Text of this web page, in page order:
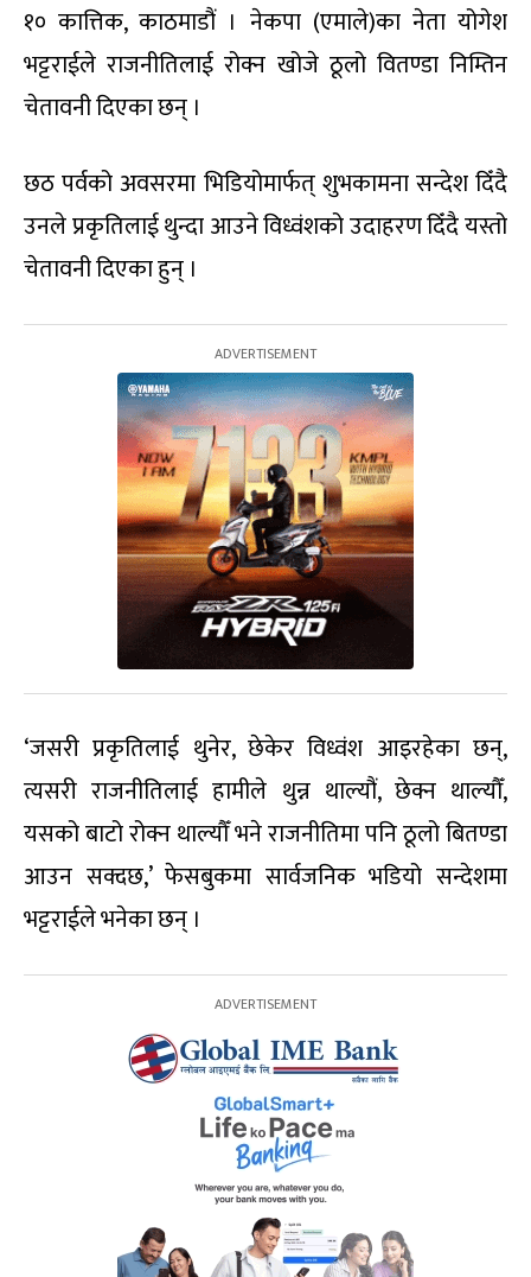
१० कात्तिक, काठमाडौं । नेकपा (एमाले)का नेता योगेश
भट्टराईले राजनीतिलाई रोक्न खोजे ठूलो वितण्डा निम्तिन
चेतावनी दिएका छन् ।
छठ पर्वको अवसरमा भिडियोमार्फत् शुभकामना सन्देश दिँदै
उनले प्रकृतिलाई थुन्दा आउने विध्वंशको उदाहरण दिँदै यस्तो
चेतावनी दिएका हुन् ।
‘जसरी प्रकृतिलाई थुनेर, छेकेर विध्वंश आइरहेका छन्,
त्यसरी राजनीतिलाई हामीले थुन्न थाल्यौं, छेक्न थाल्यौँ,
यसको बाटो रोक्न थाल्यौँ भने राजनीतिमा पनि ठूलो बितण्डा
आउन सक्दछ,’ फेसबुकमा सार्वजनिक भडियो सन्देशमा
भट्टराईले भनेका छन् ।